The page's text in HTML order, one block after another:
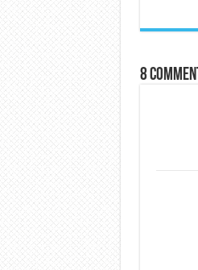
8